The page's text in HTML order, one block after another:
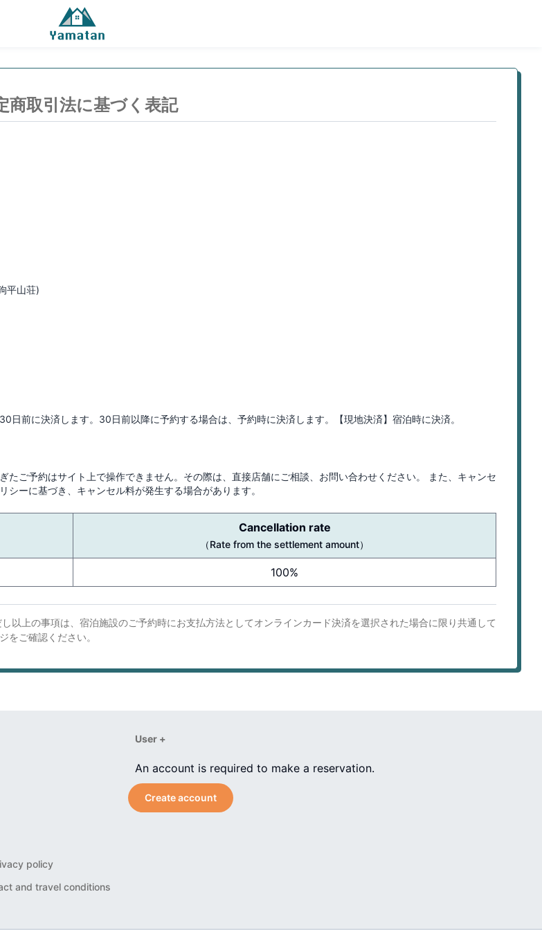
商取引法に基づく表記
平山荘)
日前に決済します。30日前以降に予約する場合は、予約時に決済します。【現地決済】宿泊時に決済。
たご予約はサイト上で操作できません。その際は、直接店舗にご相談、お問い合わせください。 また、キャンセ
ーに基づき、キャンセル料が発生する場合があります。
Cancellation rate
（Rate from the settlement amount）
100%
以上の事項は、宿泊施設のご予約時にお支払方法としてオンラインカード決済を選択された場合に限り共通して
をご確認ください。
policy
and travel conditions
User +
An account is required to make a reservation.
Create account